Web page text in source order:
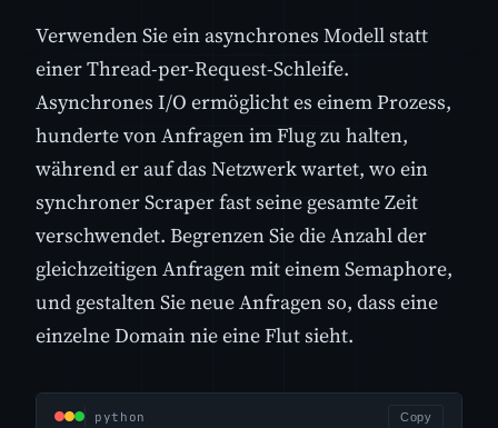
Verwenden Sie ein asynchrones Modell statt
einer Thread-per-Request-Schleife.
Asynchrones I/O ermöglicht es einem Prozess,
hunderte von Anfragen im Flug zu halten,
während er auf das Netzwerk wartet, wo ein
synchroner Scraper fast seine gesamte Zeit
verschwendet. Begrenzen Sie die Anzahl der
gleichzeitigen Anfragen mit einem Semaphore,
und gestalten Sie neue Anfragen so, dass eine
einzelne Domain nie eine Flut sieht.
python Copy